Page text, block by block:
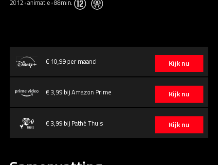
2012 animatie 88min.
Kijk nu
€ 10,99 per maand
Kijk nu
€ 3,99 bij Amazon Prime
Kijk nu
€ 3,99 bij Pathé Thuis